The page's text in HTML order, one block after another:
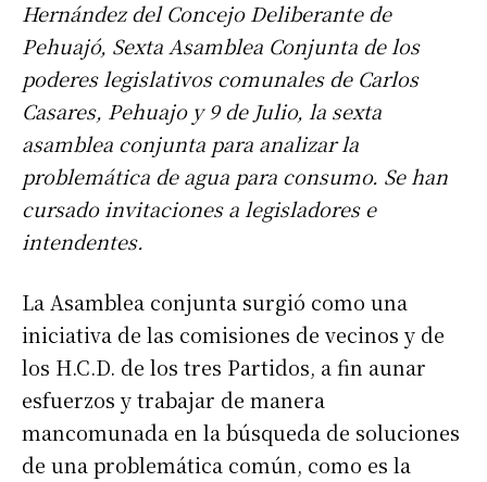
Hernández del Concejo Deliberante de
Pehuajó, Sexta Asamblea Conjunta de los
poderes legislativos comunales de Carlos
Casares, Pehuajo y 9 de Julio, la sexta
asamblea conjunta para analizar la
problemática de agua para consumo. Se han
cursado invitaciones a legisladores e
intendentes.
La Asamblea conjunta surgió como una
iniciativa de las comisiones de vecinos y de
los H.C.D. de los tres Partidos, a fin aunar
esfuerzos y trabajar de manera
mancomunada en la búsqueda de soluciones
de una problemática común, como es la